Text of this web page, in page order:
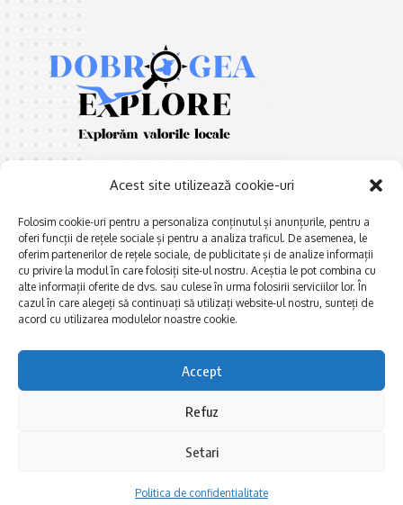
Acest site utilizează cookie-uri
Folosim cookie-uri pentru a personaliza conținutul și anunțurile, pentru a
oferi funcții de rețele sociale și pentru a analiza traficul. De asemenea, le
oferim partenerilor de rețele sociale, de publicitate și de analize informații
cu privire la modul în care folosiți site-ul nostru. Aceștia le pot combina cu
alte informații oferite de dvs. sau culese în urma folosirii serviciilor lor. În
cazul în care alegeți să continuați să utilizați website-ul nostru, sunteți de
acord cu utilizarea modulelor noastre cookie.
Accept
Refuz
Setari
Politica de confidentialitate
E xplorăm Dobrogea,
Explorăm valorile locale:
Deltă, Litoral, cele mai mari
lacuri, cele mai vechi orașe,
Afaceri și meșteșuguri
Actualitate
Dobrogea PE BUNE
La Drum cu Ada